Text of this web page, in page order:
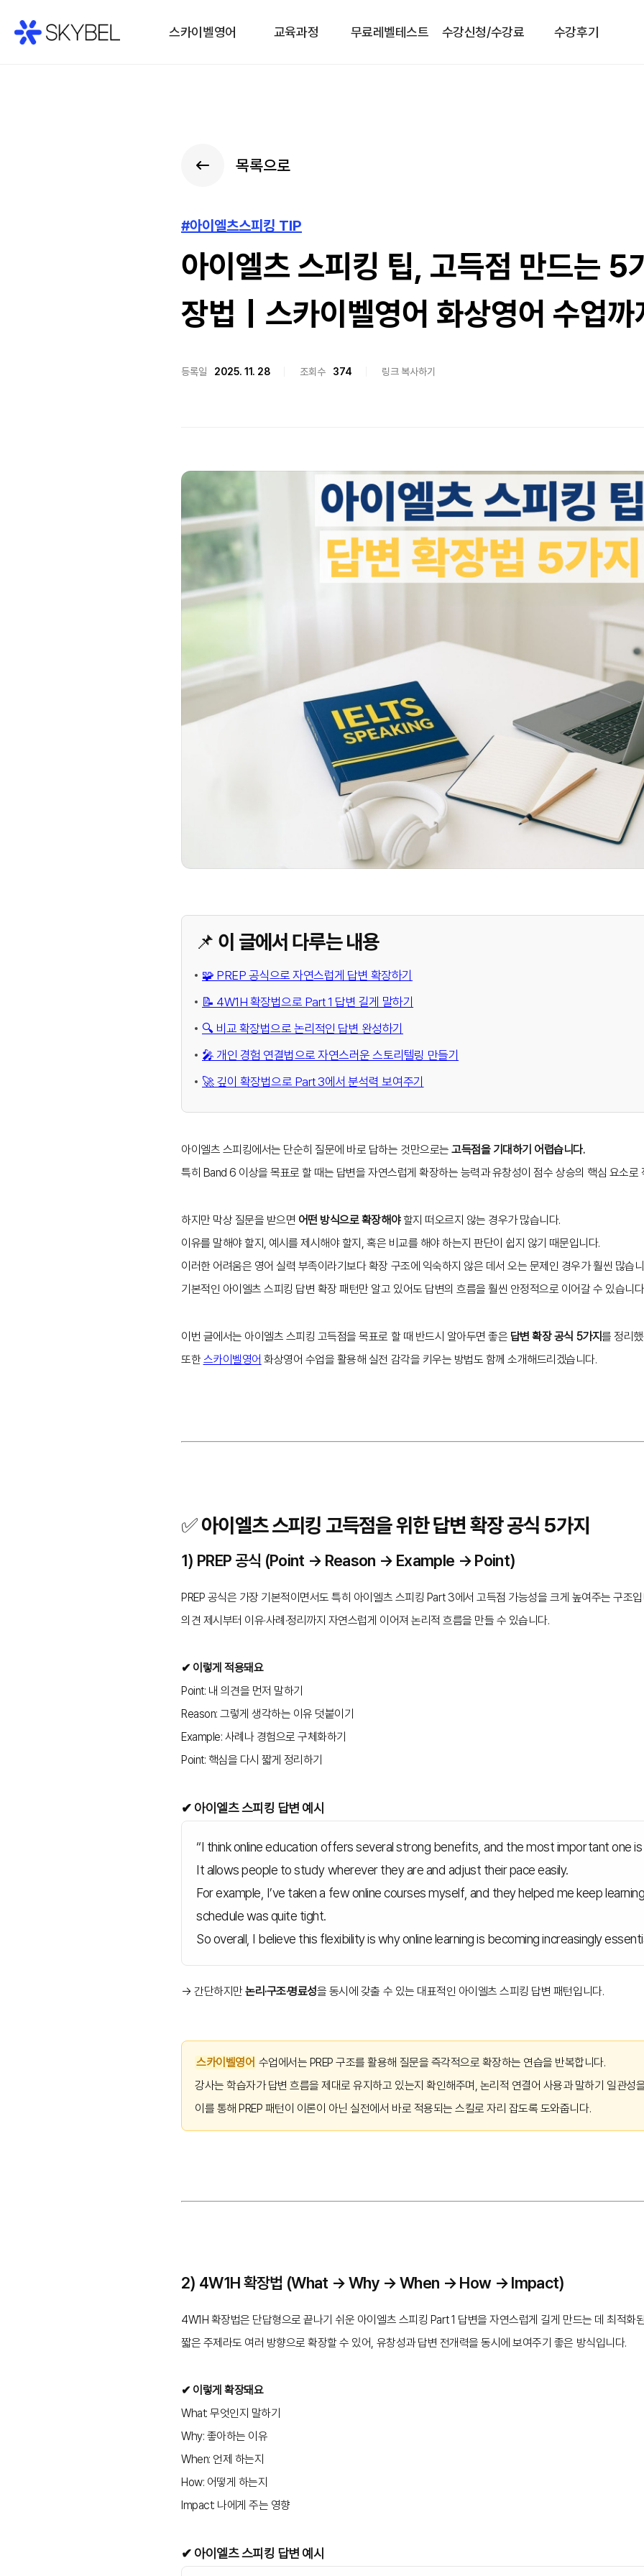
스카이벨영어 교육과정 무료레벨테스트 수강신청/수강료 수강후기
목록으로
#아이엘츠스피킹 TIP
아이엘츠 스피킹 팁, 고득점 만드는 5
장법｜스카이벨영어 화상영어 수업까
등록일 2025. 11. 28 조회수 374 링크 복사하기
📌 이 글에서 다루는 내용
🧩 PREP 공식으로 자연스럽게 답변 확장하기
📝 4W1H 확장법으로 Part 1 답변 길게 말하기
🔍 비교 확장법으로 논리적인 답변 완성하기
🎤 개인 경험 연결법으로 자연스러운 스토리텔링 만들기
🚀 깊이 확장법으로 Part 3에서 분석력 보여주기
아이엘츠 스피킹에서는 단순히 질문에 바로 답하는 것만으로는고득점을 기대하기 어렵습니다.
특히 Band 6 이상을 목표로 할 때는 답변을 자연스럽게 확장하는 능력과 유창성이 점수 상승의 핵심 요소로
하지만 막상 질문을 받으면 어떤 방식으로 확장해야할지 떠오르지 않는 경우가 많습니다.
이유를 말해야 할지, 예시를 제시해야 할지, 혹은 비교를 해야 하는지 판단이 쉽지 않기 때문입니다.
이러한 어려움은 영어 실력 부족이라기보다 확장 구조에 익숙하지 않은 데서 오는 문제인 경우가 훨씬 많습
기본적인 아이엘츠 스피킹 답변 확장 패턴만 알고 있어도 답변의 흐름을 훨씬 안정적으로 이어갈 수 있습니
이번 글에서는 아이엘츠 스피킹 고득점을 목표로 할 때 반드시 알아두면 좋은 답변 확장 공식 5가지를 정리
또한스카이벨영어 화상영어 수업을 활용해 실전 감각을 키우는 방법도 함께 소개해드리겠습니다.
✅ 아이엘츠 스피킹 고득점을 위한 답변 확장 공식 5가지
1) PREP 공식 (Point → Reason → Example → Point)
PREP 공식은 가장 기본적이면서도 특히 아이엘츠 스피킹 Part 3에서 고득점 가능성을 크게 높여주는 구조입
의견 제시부터 이유·사례·정리까지 자연스럽게 이어져 논리적 흐름을 만들 수 있습니다.
✔ 이렇게 적용돼요
Point: 내 의견을 먼저 말하기
Reason: 그렇게 생각하는 이유 덧붙이기
Example: 사례나 경험으로 구체화하기
Point: 핵심을 다시 짧게 정리하기
✔ 아이엘츠 스피킹 답변 예시
“I think online education offers several strong benefits, and the most important one
It allows people to study wherever they are and adjust their pace easily.
For example, I’ve taken a few online courses myself, and they helped me keep
schedule was quite tight.
So overall, I believe this flexibility is why online learning is becoming increasingly
→ 간단하지만논리·구조·명료성을 동시에 갖출 수 있는 대표적인 아이엘츠 스피킹 답변 패턴입니다.
스카이벨영어 수업에서는 PREP 구조를 활용해 질문을 즉각적으로 확장하는 연습을 반복합니다.
강사는 학습자가 답변 흐름을 제대로 유지하고 있는지 확인해주며, 논리적 연결어 사용과 말하기 일관성
이를 통해 PREP 패턴이 이론이 아닌 실전에서 바로 적용되는 스킬로 자리 잡도록 도와줍니다.
2) 4W1H 확장법 (What → Why → When → How → Impact)
4W1H 확장법은 단답형으로 끝나기 쉬운 아이엘츠 스피킹 Part 1 답변을 자연스럽게 길게 만드는 데 최적화
짧은 주제라도 여러 방향으로 확장할 수 있어, 유창성과 답변 전개력을 동시에 보여주기 좋은 방식입니다.
✔ 이렇게 확장돼요
What: 무엇인지 말하기
Why: 좋아하는 이유
When: 언제 하는지
How: 어떻게 하는지
Impact: 나에게 주는 영향
✔ 아이엘츠 스피킹 답변 예시